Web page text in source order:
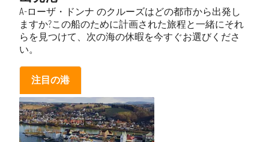
A-ローザ・ドンナ のクルーズはどの都市から出発し
ますか?この船のために計画された旅程と一緒にそれ
らを見つけて、次の海の休暇を今すぐお選びくださ
い。
注目の港